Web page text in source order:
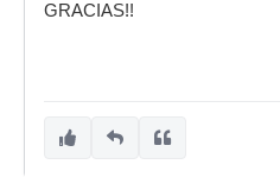
GRACIAS!!